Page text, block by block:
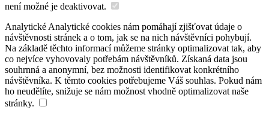
není možné je deaktivovat.
Analytické Analytické cookies nám pomáhají zjišťovat údaje o
návštěvnosti stránek a o tom, jak se na nich návštěvníci pohybují.
Na základě těchto informací můžeme stránky optimalizovat tak, aby
co nejvíce vyhovovaly potřebám návštěvníků. Získaná data jsou
souhrnná a anonymní, bez možnosti identifikovat konkrétního
návštěvníka. K těmto cookies potřebujeme Váš souhlas. Pokud nám
ho neudělíte, snižuje se nám možnost vhodně optimalizovat naše
stránky.